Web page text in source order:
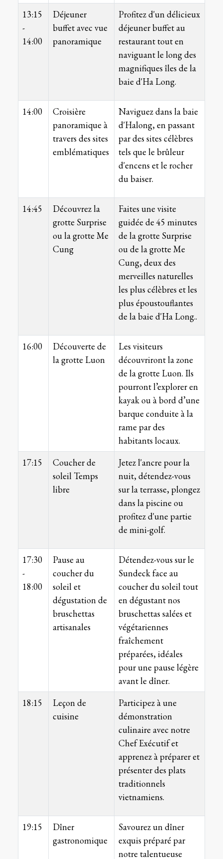
13:15
-
14:00
Déjeuner
buffet avec vue
panoramique
Profitez d'un délicieux
déjeuner buffet au
restaurant tout en
naviguant le long des
magnifiques îles de la
baie d'Ha Long.
14:00
Croisière
panoramique à
travers des sites
emblématiques
Naviguez dans la baie
d'Halong, en passant
par des sites célèbres
tels que le brûleur
d'encens et le rocher
du baiser.
14:45
Découvrez la
grotte Surprise
ou la grotte Me
Cung
Faites une visite
guidée de 45 minutes
de la grotte Surprise
ou de la grotte Me
Cung, deux des
merveilles naturelles
les plus célèbres et les
plus époustouflantes
de la baie d'Ha Long..
16:00
Découverte de
la grotte Luon
Les visiteurs
découvriront la zone
de la grotte Luon. Ils
pourront l’explorer en
kayak ou à bord d’une
barque conduite à la
rame par des
habitants locaux.
17:15
Coucher de
soleil Temps
libre
Jetez l'ancre pour la
nuit, détendez-vous
sur la terrasse, plongez
dans la piscine ou
profitez d'une partie
de mini-golf.
17:30
-
18:00
Pause au
coucher du
soleil et
dégustation de
bruschettas
artisanales
Détendez-vous sur le
Sundeck face au
coucher du soleil tout
en dégustant nos
bruschettas salées et
végétariennes
fraîchement
préparées, idéales
pour une pause légère
avant le dîner.
18:15
Leçon de
cuisine
Participez à une
démonstration
culinaire avec notre
Chef Exécutif et
apprenez à préparer et
présenter des plats
traditionnels
vietnamiens.
19:15
Dîner
gastronomique
Savourez un dîner
exquis préparé par
notre talentueuse